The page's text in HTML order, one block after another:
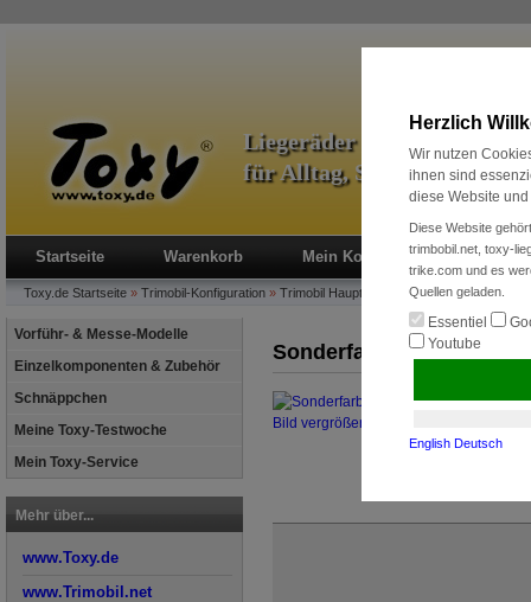
Liegeräder & Zubehör
für Alltag, Sport und
Startseite Warenkorb Mein Konto Neukunde?
Toxy.de Startseite » Trimobil-Konfiguration » Trimobil Hauptrahmenfarbe »Sonderfarbe
Vorführ- & Messe-Modelle
Einzelkomponenten & Zubehör
Schnäppchen
Meine Toxy-Testwoche
Mein Toxy-Service
Mehr über...
www.Toxy.de
www.Trimobil.net
Sonderfarbe
Bild vergrößern
Herzlich
Wir nutzen
ihnen sind
diese Website
Diese Website
trimbobil.net, toxy-
trike.com und es
Quellen geladen.
Essentiel
Youtube
English Deutsch